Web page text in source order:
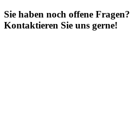
Sie haben noch offene Fragen?
Kontaktieren Sie uns gerne!